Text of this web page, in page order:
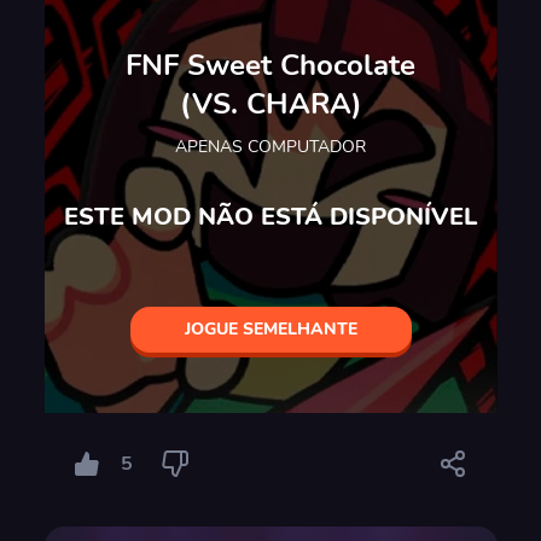
FNF Sweet Chocolate
(VS. CHARA)
APENAS COMPUTADOR
ESTE MOD NÃO ESTÁ DISPONÍVEL
JOGUE SEMELHANTE
5